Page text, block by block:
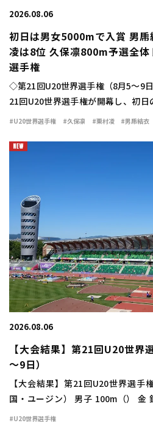
2026.08.06
初日は男女5000mで入賞 男乕
凌は8位 久保凛800m予選全
選手権
◇第21回U20世界選手権（8月5～9
21回U20世界選手権が開幕し、初
乕結衣（東北高3宮城）が15分37秒
#U20世界選手権 #久保凛 #栗村凌 #男乕結衣
2026.08.06
【大会結果】第21回U20世界
～9日）
【大会結果】第21回U20世界選手
国・ユージン） 男子 100m（） 金
（東農大二高3群馬） 予選：7組1着
#U20世界選手権